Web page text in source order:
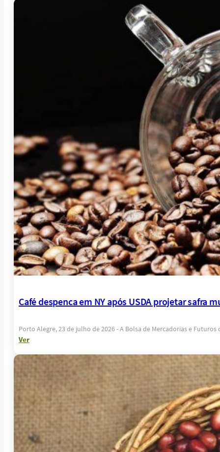
Café despenca em NY após USDA projetar safra
Porto Alegre, 23 de julho de 2026 - A Bolsa de Mercadorias e Futuros
Ver